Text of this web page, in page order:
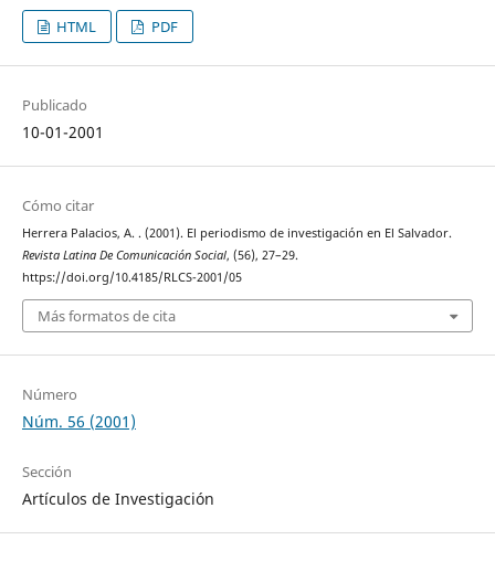
HTML PDF
Publicado
10-01-2001
Cómo citar
Herrera Palacios, A. . (2001). El periodismo de investigación en El Salvador.
Revista Latina De Comunicación Social, (56), 27–29.
https://doi.org/10.4185/RLCS-2001/05
Más formatos de cita
Número
Núm. 56 (2001)
Sección
Artículos de Investigación